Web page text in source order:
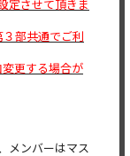
定させて頂きま
部共通でご利
更する場合が
メンバーはマス